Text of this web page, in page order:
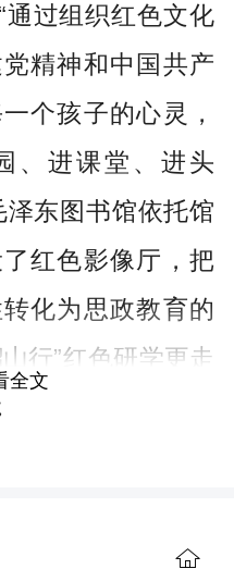
通过组织红色文化
精神和中国共产
个孩子的心灵，
、进课堂、进头
泽东图书馆依托馆
红色影像厅，把
化为思政教育的
行”红色研学更走
全文